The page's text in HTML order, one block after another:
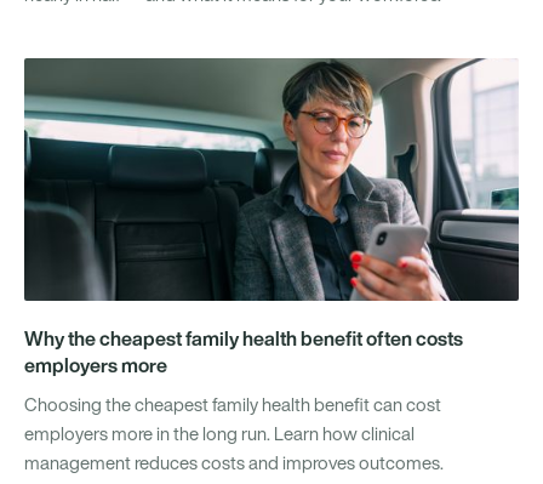
Why the cheapest family health benefit often costs
employers more
Choosing the cheapest family health benefit can cost
employers more in the long run. Learn how clinical
management reduces costs and improves outcomes.